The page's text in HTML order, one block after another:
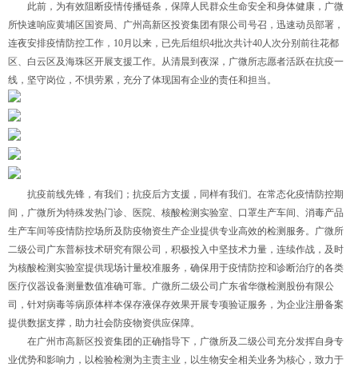
此前，为有效阻断疫情传播链条，保障人民群众生命安全和身体健康，广微
所快速响应黄埔区国资局、广州高新区投资集团有限公司号召，迅速动员部署，
连夜安排疫情防控工作，10月以来，已先后组织4批次共计40人次分别前往花都
区、白云区及海珠区开展支援工作。从清晨到夜深，广微所志愿者活跃在抗疫一
线，坚守岗位，不惧劳累，充分了体现国有企业的责任和担当。
抗疫前线先锋，有我们；抗疫后方支援，同样有我们。在常态化疫情防控期
间，广微所为特殊发热门诊、医院、核酸检测实验室、口罩生产车间、消毒产品
生产车间等疫情防控场所及防疫物资生产企业提供专业高效的检测服务。广微所
二级公司广东普标技术研究有限公司，积极投入中坚技术力量，连续作战，及时
为核酸检测实验室提供现场计量校准服务，确保用于疫情防控和诊断治疗的各类
医疗仪器设备测量数值准确可靠。广微所二级公司广东省华微检测股份有限公
司，针对病毒等病原体样本保存液保存效果开展专项验证服务，为企业注册备案
提供数据支撑，助力社会防疫物资供应保障。
在广州市高新区投资集团的正确指导下，广微所及二级公司充分发挥自身专
业优势和影响力，以检验检测为主责主业，以生物安全相关业务为核心，致力于